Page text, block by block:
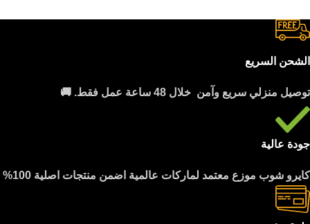
الشحن السريع
توصيل منزلي سريع وآمن خلال 48 ساعة عمل فقط. 🚚
جودة عالية
كايرو شوب موزع معتمد لماركات عالمية اضمن منتجات اصلية 100%